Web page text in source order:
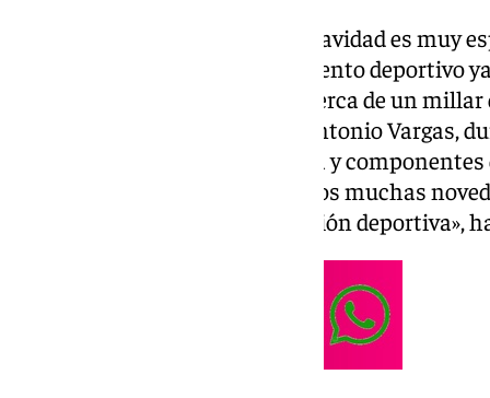
«Esta edición de la Carrera de Navidad es muy
es un motivo de orgullo. Este evento deportivo
municipio y cada año reúne a cerca de un
el concejal de Deportes, Juan Antonio Vargas,
competición junto a la directiva y
Trail. «En esta edición tendremos muchas
de trayectoria de esta competición deportiva»,